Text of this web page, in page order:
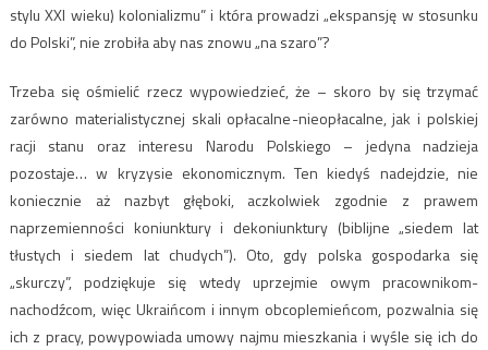
stylu XXI wieku) kolonializmu” i która prowadzi „ekspansję w stosunku
do Polski”, nie zrobiła aby nas znowu „na szaro”?
Trzeba się ośmielić rzecz wypowiedzieć, że – skoro by się trzymać
zarówno materialistycznej skali opłacalne-nieopłacalne, jak i polskiej
racji stanu oraz interesu Narodu Polskiego – jedyna nadzieja
pozostaje… w kryzysie ekonomicznym. Ten kiedyś nadejdzie, nie
koniecznie aż nazbyt głęboki, aczkolwiek zgodnie z prawem
naprzemienności koniunktury i dekoniunktury (biblijne „siedem lat
tłustych i siedem lat chudych”). Oto, gdy polska gospodarka się
„skurczy”, podziękuje się wtedy uprzejmie owym pracownikom-
nachodźcom, więc Ukraińcom i innym obcoplemieńcom, pozwalnia się
ich z pracy, powypowiada umowy najmu mieszkania i wyśle się ich do